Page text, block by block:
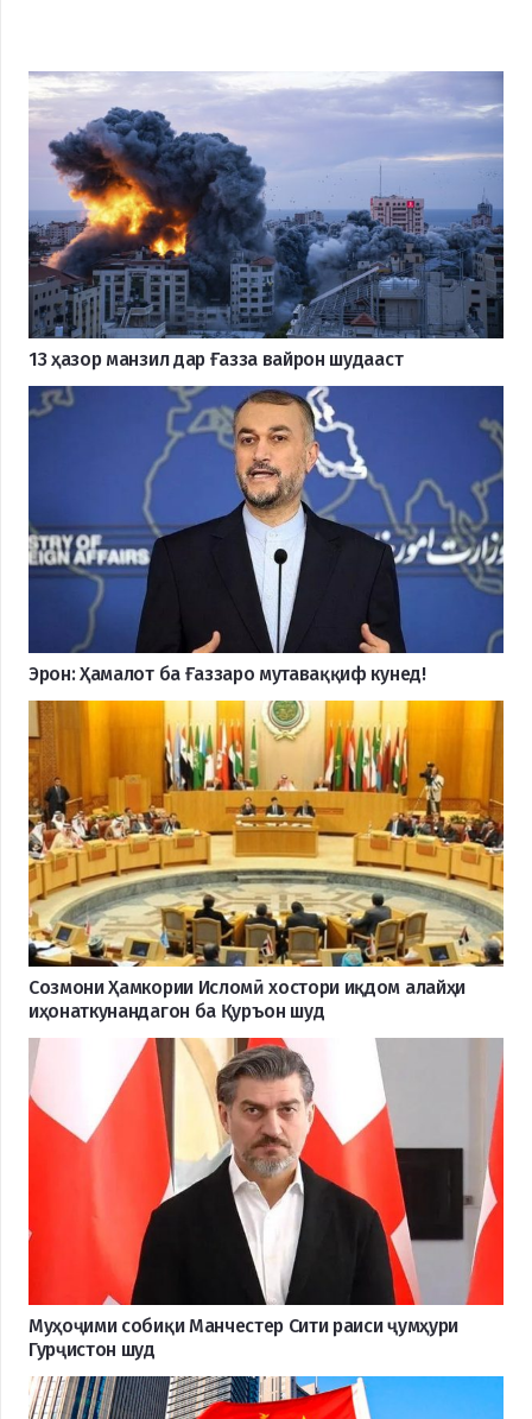
13 ҳазор манзил дар Ғазза вайрон шудааст
Эрон: Ҳамалот ба Ғаззаро мутаваққиф кунед!
Созмони Ҳамкории Исломӣ хостори иқдом алайҳи
иҳонаткунандагон ба Қуръон шуд
Муҳоҷими собиқи Манчестер Сити раиси ҷумҳури
Гурҷистон шуд